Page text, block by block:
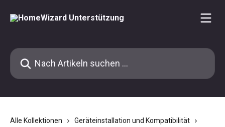
Nach Artikeln suchen …
Alle Kollektionen
Geräteinstallation und Kompatibilität